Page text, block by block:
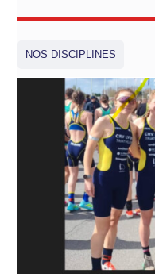
NOS DISCIPLINES